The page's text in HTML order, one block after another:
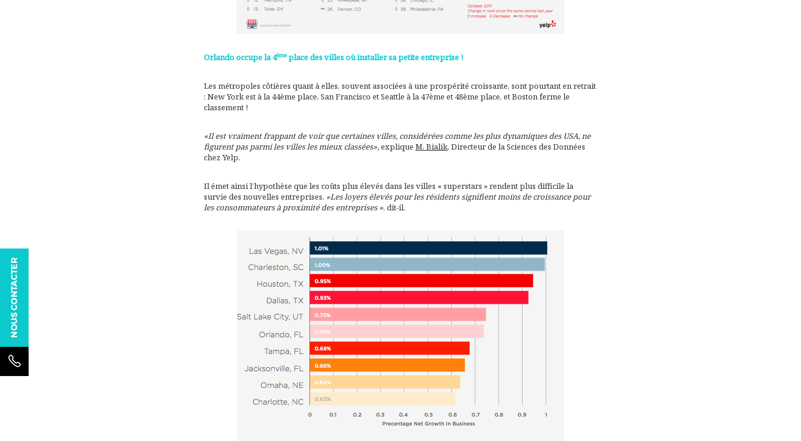
Orlando occupe la 4èmeplace des villes où installer sa petite entreprise !
Les métropoles côtières quant à elles, souvent associées à une prospérité croissante, sont pourtant en retrait
: New York est à la 44ème place, San Francisco et Seattle à la 47ème et 48ème place, et Boston ferme le
classement !
«Il est vraiment frappant de voir que certaines villes, considérées comme les plus dynamiques des USA, ne
figurent pas parmi les villes les mieux classées»,explique M. Bialik, Directeur de la Sciences des Données
chez Yelp.
Il émet ainsi l’hypothèse que les coûts plus élevés dans les villes « superstars » rendent plus difficile la
survie des nouvelles entreprises. «Les loyers élevés pour les résidents signifient moins de croissance pour
les consommateurs à proximité des entreprises », dit-il.